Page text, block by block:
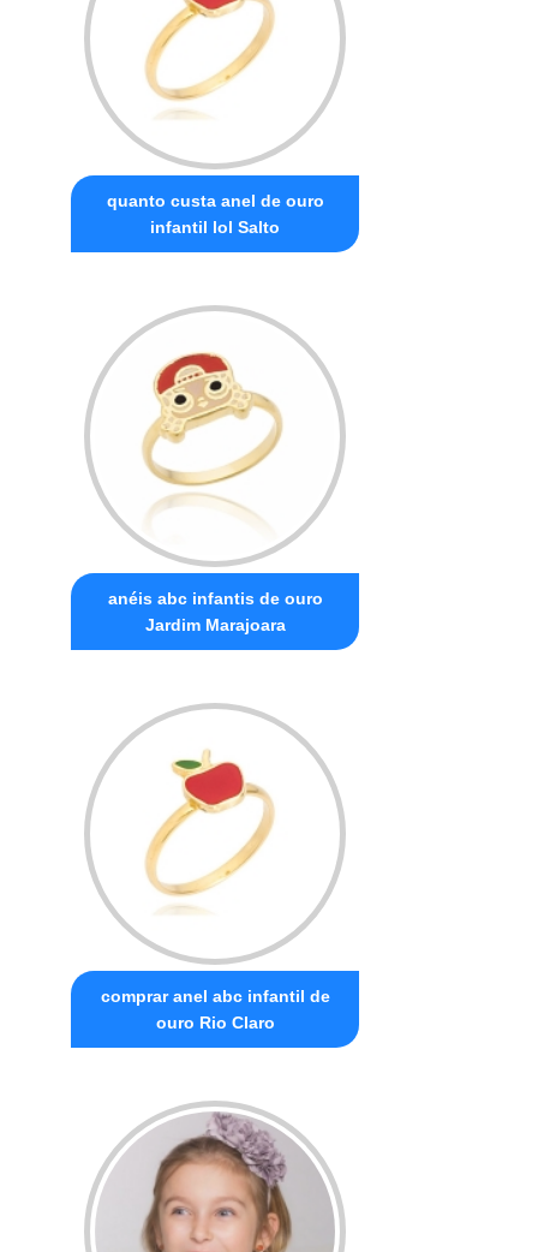
quanto custa anel de ouro
infantil lol Salto
anéis abc infantis de ouro
Jardim Marajoara
comprar anel abc infantil de
ouro Rio Claro